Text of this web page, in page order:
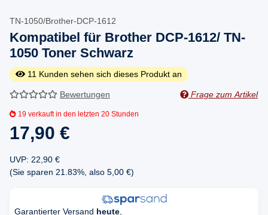
TN-1050/Brother-DCP-1612
Kompatibel für Brother DCP-1612/ TN-
1050 Toner Schwarz
11 Kunden sehen sich dieses Produkt an
Bewertungen Frage zum Artikel
19 verkauft in den letzten 20 Stunden
17,90 €
UVP: 22,90 €
(Sie sparen 21.83% , also 5,00 €)
Garantierter Versand heute